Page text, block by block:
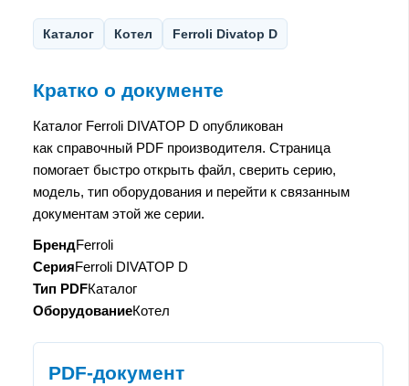
Каталог Котел Ferroli Divatop D
Кратко о документе
Каталог Ferroli DIVATOP D опубликован
как справочный PDF производителя. Страница
помогает быстро открыть файл, сверить серию,
модель, тип оборудования и перейти к связанным
документам этой же серии.
БрендFerroli
СерияFerroli DIVATOP D
Тип PDFКаталог
ОборудованиеКотел
PDF-документ